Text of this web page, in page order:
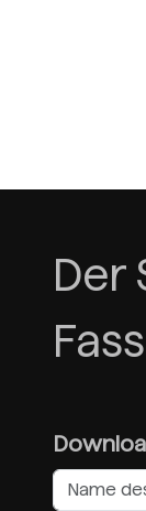
Der